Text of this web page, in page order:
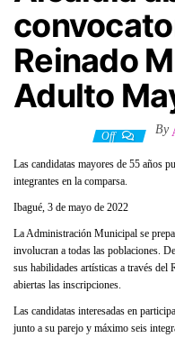
Reinado
Adulto
Off By
Las candidatas mayores de 55 años
integrantes en la comparsa.
Ibagué, 3 de mayo de 2022
La Administración Municipal se
involucran a todas las poblaciones.
sus habilidades artísticas a través
abiertas las inscripciones.
Las candidatas interesadas en
junto a su parejo y máximo seis